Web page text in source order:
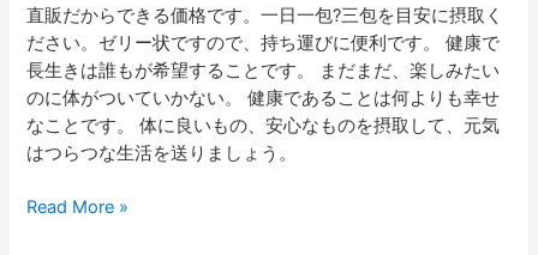
直販だからできる価格です。一日一包?三包を目安に摂取く
ださい。ゼリー状ですので、持ち運びに便利です。 健康で
長生きは誰もが希望することです。 まだまだ、楽しみたい
のに体がついていかない。 健康であることは何よりも幸せ
なことです。 体に良いもの、安心なものを摂取して、元気
はつらつな生活を送りましょう。
Read More »